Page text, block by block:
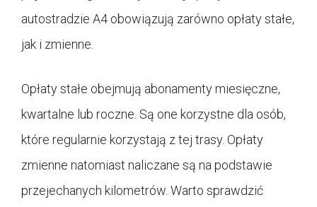
autostradzie A4 obowiązują zarówno opłaty stałe,
jak i zmienne.
Opłaty stałe obejmują abonamenty miesięczne,
kwartalne lub roczne. Są one korzystne dla osób,
które regularnie korzystają z tej trasy. Opłaty
zmienne natomiast naliczane są na podstawie
przejechanych kilometrów. Warto sprawdzić